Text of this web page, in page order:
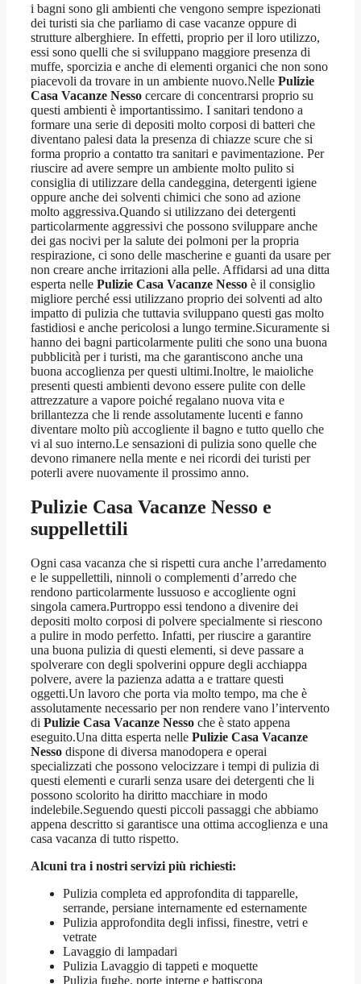
i bagni sono gli ambienti che vengono sempre ispezionati
dei turisti sia che parliamo di case vacanze oppure di
strutture alberghiere. In effetti, proprio per il loro utilizzo,
essi sono quelli che si sviluppano maggiore presenza di
muffe, sporcizia e anche di elementi organici che non sono
piacevoli da trovare in un ambiente nuovo.Nelle Pulizie
Casa Vacanze Nesso cercare di concentrarsi proprio su
questi ambienti è importantissimo. I sanitari tendono a
formare una serie di depositi molto corposi di batteri che
diventano palesi data la presenza di chiazze scure che si
forma proprio a contatto tra sanitari e pavimentazione. Per
riuscire ad avere sempre un ambiente molto pulito si
consiglia di utilizzare della candeggina, detergenti igiene
oppure anche dei solventi chimici che sono ad azione
molto aggressiva.Quando si utilizzano dei detergenti
particolarmente aggressivi che possono sviluppare anche
dei gas nocivi per la salute dei polmoni per la propria
respirazione, ci sono delle mascherine e guanti da usare per
non creare anche irritazioni alla pelle. Affidarsi ad una ditta
esperta nelle Pulizie Casa Vacanze Nesso è il consiglio
migliore perché essi utilizzano proprio dei solventi ad alto
impatto di pulizia che tuttavia sviluppano questi gas molto
fastidiosi e anche pericolosi a lungo termine.Sicuramente si
hanno dei bagni particolarmente puliti che sono una buona
pubblicità per i turisti, ma che garantiscono anche una
buona accoglienza per questi ultimi.Inoltre, le maioliche
presenti questi ambienti devono essere pulite con delle
attrezzature a vapore poiché regalano nuova vita e
brillantezza che li rende assolutamente lucenti e fanno
diventare molto più accogliente il bagno e tutto quello che
vi al suo interno.Le sensazioni di pulizia sono quelle che
devono rimanere nella mente e nei ricordi dei turisti per
poterli avere nuovamente il prossimo anno.
Pulizie Casa Vacanze Nesso e
suppellettili
Ogni casa vacanza che si rispetti cura anche l’arredamento
e le suppellettili, ninnoli o complementi d’arredo che
rendono particolarmente lussuoso e accogliente ogni
singola camera.Purtroppo essi tendono a divenire dei
depositi molto corposi di polvere specialmente si riescono
a pulire in modo perfetto. Infatti, per riuscire a garantire
una buona pulizia di questi elementi, si deve passare a
spolverare con degli spolverini oppure degli acchiappa
polvere, avere la pazienza adatta a e trattare questi
oggetti.Un lavoro che porta via molto tempo, ma che è
assolutamente necessario per non rendere vano l’intervento
di Pulizie Casa Vacanze Nesso che è stato appena
eseguito.Una ditta esperta nelle Pulizie Casa Vacanze
Nesso dispone di diversa manodopera e operai
specializzati che possono velocizzare i tempi di pulizia di
questi elementi e curarli senza usare dei detergenti che li
possono scolorito ha diritto macchiare in modo
indelebile.Seguendo questi piccoli passaggi che abbiamo
appena descritto si garantisce una ottima accoglienza e una
casa vacanza di tutto rispetto.
Alcuni tra i nostri servizi più richiesti:
Pulizia completa ed approfondita di tapparelle,
serrande, persiane internamente ed esternamente
Pulizia approfondita degli infissi, finestre, vetri e
vetrate
Lavaggio di lampadari
Pulizia Lavaggio di tappeti e moquette
Pulizia fughe, porte interne e battiscopa